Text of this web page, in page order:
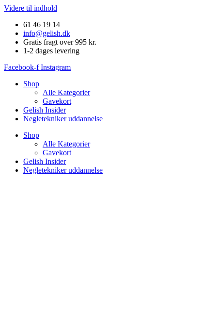
Videre til indhold
61 46 19 14
info@gelish.dk
Gratis fragt over 995 kr.
1-2 dages levering
Facebook-f Instagram
Shop
Alle Kategorier
Gavekort
Gelish Insider
Negletekniker uddannelse
Shop
Alle Kategorier
Gavekort
Gelish Insider
Negletekniker uddannelse